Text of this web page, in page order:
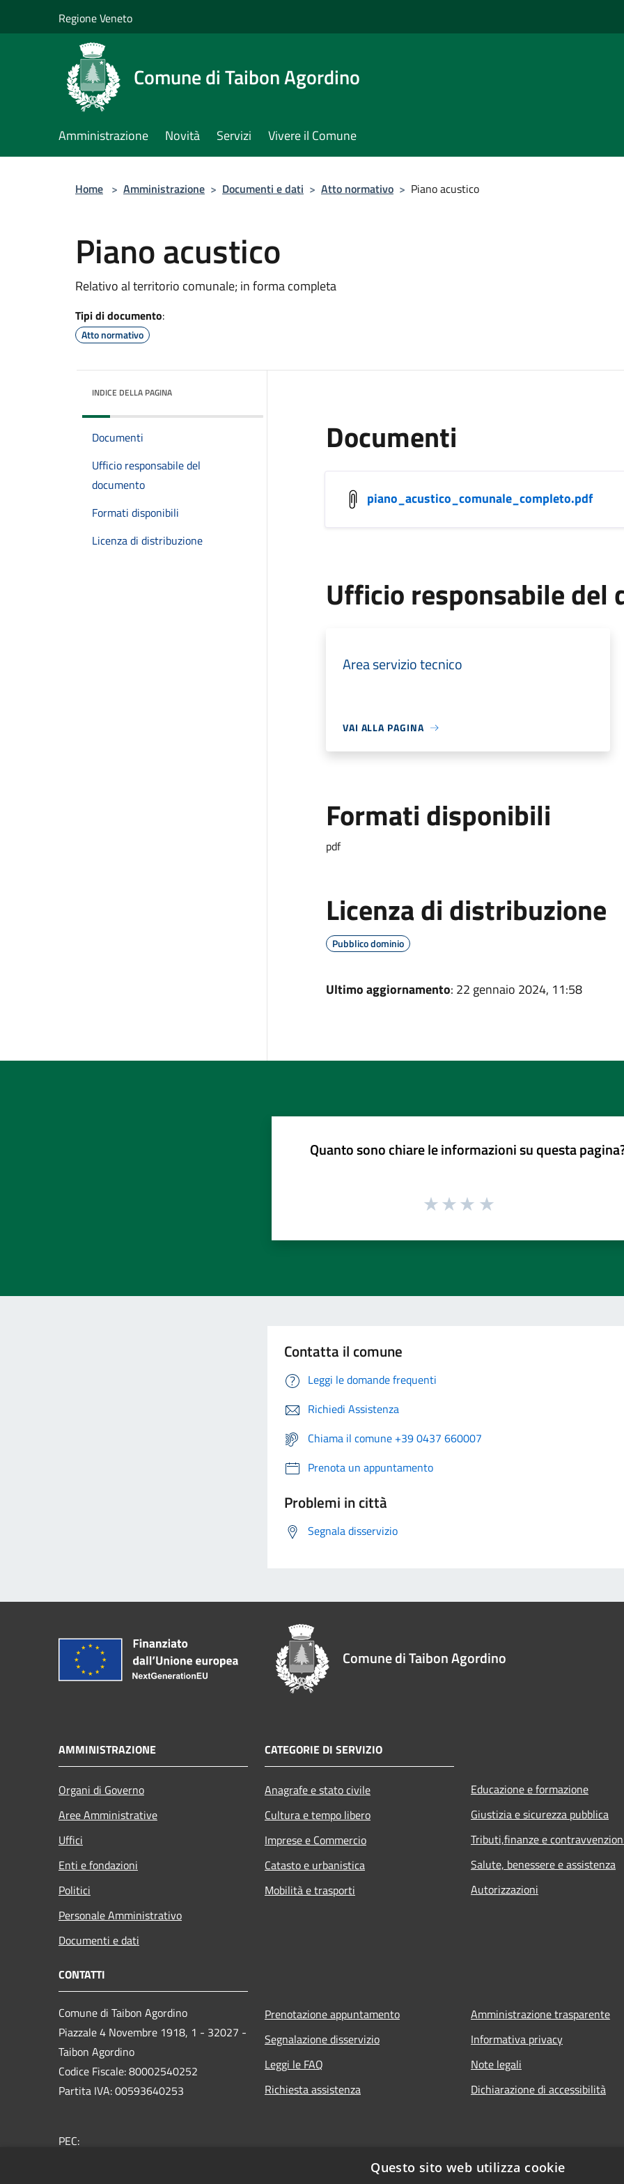
Regione Veneto
Comune di Taibon Agordino
Amministrazione Novità Servizi Vivere il Comune
Home > Amministrazione > Documenti e dati > Atto normativo > Piano acustico
Piano acustico
Relativo al territorio comunale; in forma completa
Tipi di documento:
Atto normativo
INDICE DELLA PAGINA
Documenti
Ufficio responsabile del
documento
Formati disponibili
Licenza di distribuzione
Documenti
piano_acustico_comunale_completo.pdf
Ufficio responsabile del
Area servizio tecnico
VAI ALLA PAGINA
Formati disponibili
pdf
Licenza di distribuzione
Pubblico dominio
Ultimo aggiornamento: 22 gennaio 2024, 11:58
Quanto sono chiare le informazioni su questa
Contatta il comune
Leggi le domande frequenti
Richiedi Assistenza
Chiama il comune +39 0437 660007
Prenota un appuntamento
Problemi in città
Segnala disservizio
Comune di Taibon Agordino
AMMINISTRAZIONE
Organi di Governo
Aree Amministrative
Uffici
Enti e fondazioni
Politici
Personale Amministrativo
Documenti e dati
CATEGORIE DI SERVIZIO
Anagrafe e stato civile
Cultura e tempo libero
Imprese e Commercio
Catasto e urbanistica
Mobilità e trasporti
Educazione e formazione
Giustizia e sicurezza pubblica
Tributi,finanze e
Salute, benessere e assistenza
Autorizzazioni
CONTATTI
Comune di Taibon Agordino
Piazzale 4 Novembre 1918, 1 - 32027 -
Taibon Agordino
Codice Fiscale: 80002540252
Partita IVA: 00593640253
PEC:
Prenotazione appuntamento
Segnalazione disservizio
Leggi le FAQ
Richiesta assistenza
Amministrazione trasparente
Informativa privacy
Note legali
Dichiarazione di accessibilità
Questo sito web utilizza cookie